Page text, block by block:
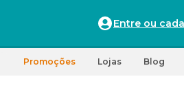
Entre ou
Promoções Lojas Blog